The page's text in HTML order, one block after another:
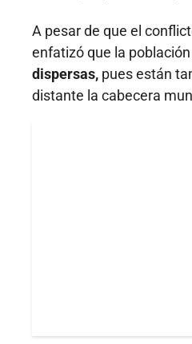
A pesar de que el
enfatizó que la población
dispersas, pues están
distante la cabecera